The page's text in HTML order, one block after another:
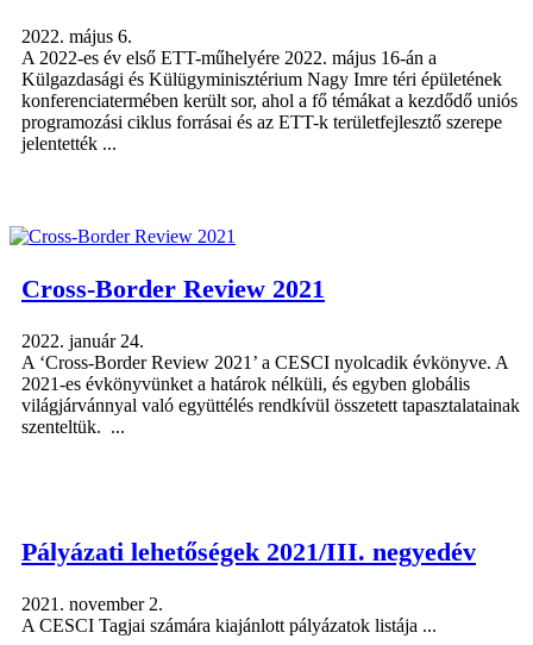
2022. május 6.
A 2022-es év első ETT-műhelyére 2022. május 16-án a
Külgazdasági és Külügyminisztérium Nagy Imre téri épületének
konferenciatermében került sor, ahol a fő témákat a kezdődő uniós
programozási ciklus forrásai és az ETT-k területfejlesztő szerepe
jelentették ...
Cross-Border Review 2021
2022. január 24.
A ‘Cross-Border Review 2021’ a CESCI nyolcadik évkönyve. A
2021-es évkönyvünket a határok nélküli, és egyben globális
világjárvánnyal való együttélés rendkívül összetett tapasztalatainak
szenteltük. ...
Pályázati lehetőségek 2021/III. negyedév
2021. november 2.
A CESCI Tagjai számára kiajánlott pályázatok listája ...